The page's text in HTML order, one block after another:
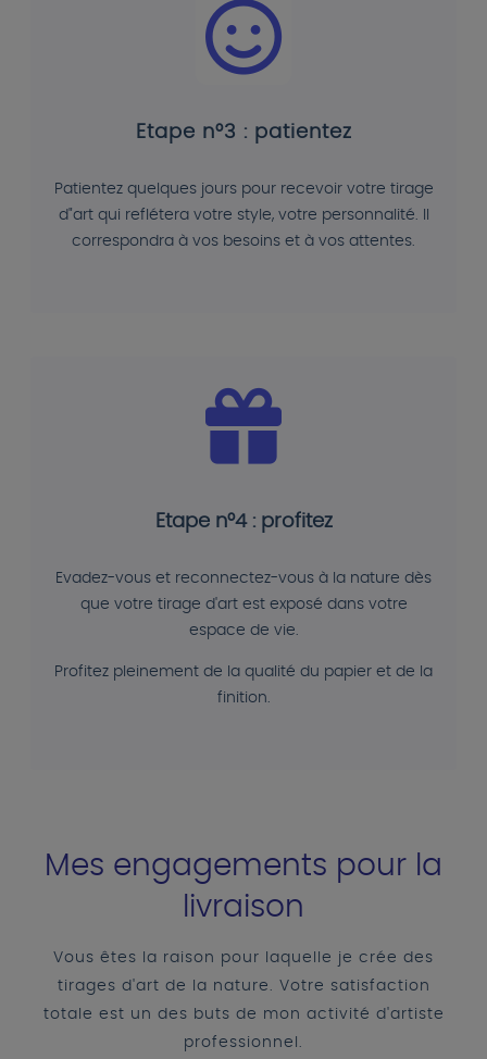
Etape n°3 : patientez
Patientez quelques jours pour recevoir votre tirage
d"art qui reflétera votre style, votre personnalité. Il
correspondra à vos besoins et à vos attentes.
Etape n°4 : profitez
Evadez-vous et reconnectez-vous à la nature dès
que votre tirage d'art est exposé dans votre
espace de vie.
Profitez pleinement de la qualité du papier et de la
finition.
Mes engagements pour la
livraison
Vous êtes la raison pour laquelle je crée des
tirages d'art de la nature. Votre satisfaction
totale est un des buts de mon activité d'artiste
professionnel.